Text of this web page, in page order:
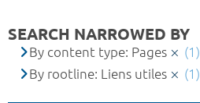
SEARCH NARROWED BY
By content type: Pages
(1)
By rootline: Liens utiles
(1)